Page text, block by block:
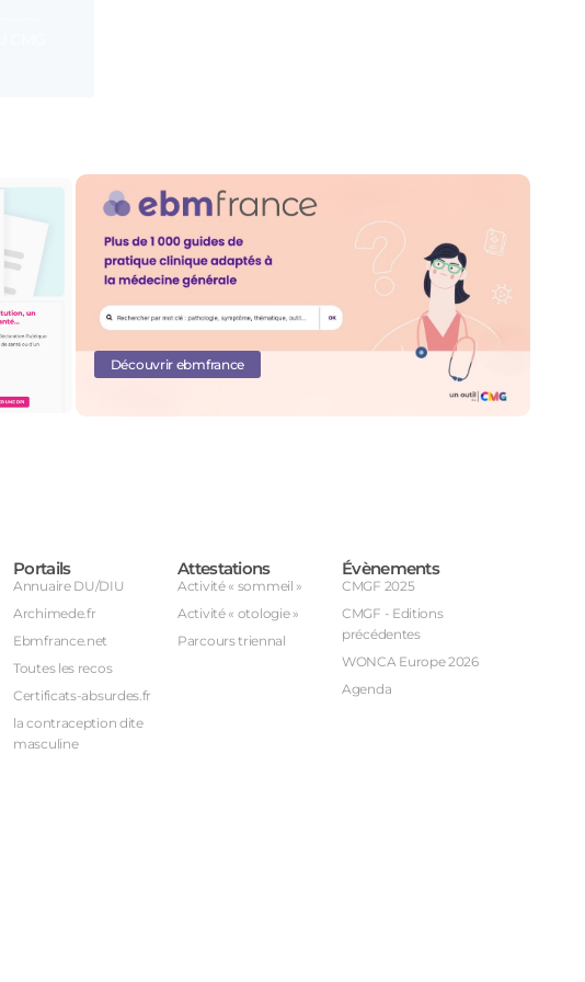
Découvrir ebmfrance
Portails
Annuaire DU/DIU
Archimede.fr
Ebmfrance.net
Toutes les recos
Certificats-absurdes.fr
la contraception dite
masculine
Attestations
Activité « sommeil »
Activité « otologie »
Parcours triennal
Évènements
CMGF 2025
CMGF - Editions
précédentes
WONCA Europe 2026
Agenda